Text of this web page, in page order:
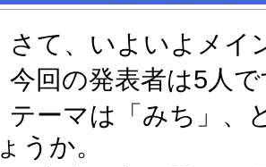
さて、いよいよメイ
今回の発表者は5人
テーマは「みち」、
ょうか。